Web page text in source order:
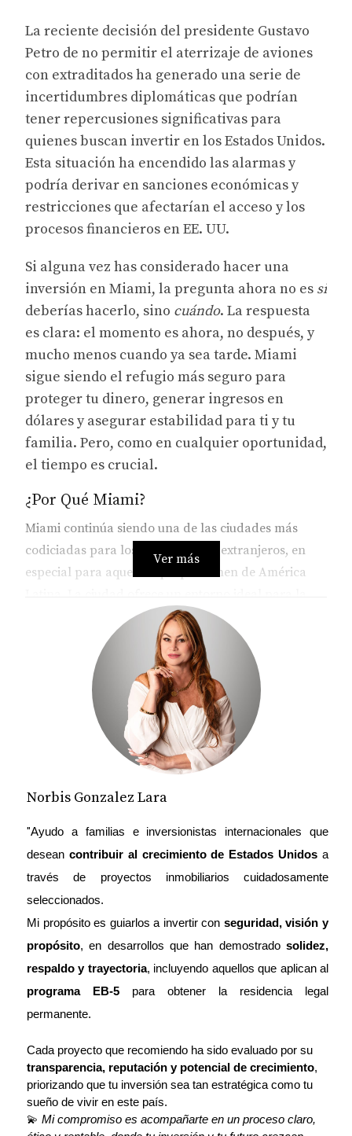
La reciente decisión del presidente Gustavo
Petro de no permitir el aterrizaje de aviones
con extraditados ha generado una serie de
incertidumbres diplomáticas que podrían
tener repercusiones significativas para
quienes buscan invertir en los Estados Unidos.
Esta situación ha encendido las alarmas y
podría derivar en sanciones económicas y
restricciones que afectarían el acceso y los
procesos financieros en EE. UU.
Si alguna vez has considerado hacer una
inversión en Miami, la pregunta ahora no es si
deberías hacerlo, sino cuándo. La respuesta
es clara: el momento es ahora, no después, y
mucho menos cuando ya sea tarde. Miami
sigue siendo el refugio más seguro para
proteger tu dinero, generar ingresos en
dólares y asegurar estabilidad para ti y tu
familia. Pero, como en cualquier oportunidad,
el tiempo es crucial.
¿Por Qué Miami?
Miami continúa siendo una de las ciudades más
codiciadas para los inversionistas extranjeros, en
especial para aquellos que provienen de América
inversión inmobiliaria gracias a su creciente
mercado, su proximidad a América Latina, y el
respaldo de un sistema financiero estable. Sin
embargo, las recientes tensiones diplomáticas entre
Colombia y Estados Unidos podrían complicar la
facilidad con la que los inversionistas colombianos
puedan acceder al mercado estadounidense.
Diplomáticas
Las relaciones entre Colombia y EE. UU. siempre
han sido clave para los colombianos que buscan
invertir o migrar a este país. Sin embargo, con los
recientes acontecimientos desde el ámbito político
entre Colombia y Estados Unidos, el panorama
podría tornarse más incierto. Las sanciones
económicas o las restricciones en los procesos
migratorios y financieros podrían hacer más difícil
Si eres colombiano y tienes pensado diversificar tu
portafolio con propiedades en Miami, es crucial que
tomes acción antes de que las condiciones se
vuelvan más restrictivas.
Ver más
Norbis Gonzalez Lara
"Ayudo a familias e inversionistas internacionales que
desean contribuir al crecimiento de Estados Unidos a
través de proyectos inmobiliarios cuidadosamente
seleccionados.
Mi propósito es guiarlos a invertir con seguridad, visión y
propósito, en desarrollos que han demostrado solidez,
respaldo y trayectoria
programa EB-5 para obtener la residencia legal
permanente.
transparencia, reputación y potencial de crecimiento,
priorizando que tu inversión sea tan estratégica como tu
sueño de vivir en este país.
💫 Mi compromiso es acompañarte en un proceso claro,